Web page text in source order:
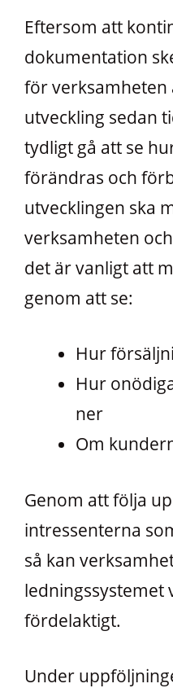
Eftersom att
dokumentation
för verksamheten
utveckling sedan
tydligt gå att se
förändras och
utvecklingen ska
verksamheten
det är vanligt att
genom att se:
Hur
Hur
ner
Om
Genom att följa
intressenterna
så kan
ledningssystemet
fördelaktigt.
Under